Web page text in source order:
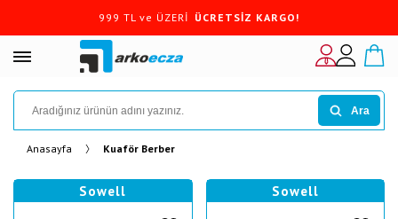
999 TL ve ÜZERİ ÜCRETSİZ KARGO!
Ara
Anasayfa Kuaför Berber
Sowell Sowell